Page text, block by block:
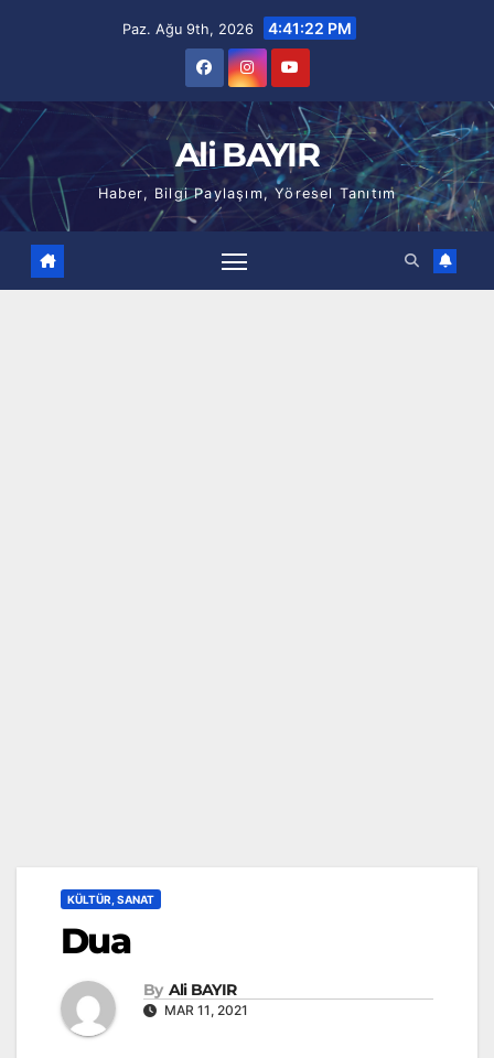
Paz. Ağu 9th, 2026 4:41:23 PM
Ali BAYIR
Haber, Bilgi Paylaşım, Yöresel Tanıtım
KÜLTÜR, SANAT
Dua
By Ali BAYIR
MAR 11, 2021